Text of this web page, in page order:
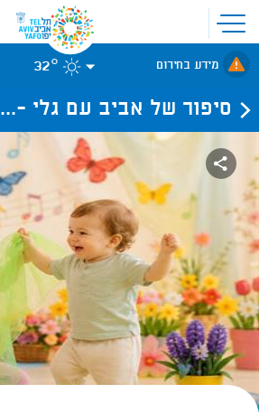
פתיחת
תפריט
אתר
לאתר עיריית
תל-אביב
מידע בחירום 32°
סיפור של אביב עם גלי -...